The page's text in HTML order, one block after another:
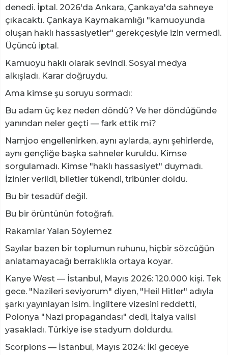
denedi. İptal. 2026'da Ankara, Çankaya'da sahneye
çıkacaktı. Çankaya Kaymakamlığı "kamuoyunda
oluşan haklı hassasiyetler" gerekçesiyle izin vermedi.
Üçüncü iptal.
Kamuoyu haklı olarak sevindi. Sosyal medya
alkışladı. Karar doğruydu.
Ama kimse şu soruyu sormadı:
Bu adam üç kez neden döndü? Ve her döndüğünde
yanından neler geçti — fark ettik mi?
Namjoo engellenirken, aynı aylarda, aynı şehirlerde,
aynı gençliğe başka sahneler kuruldu. Kimse
sorgulamadı. Kimse "haklı hassasiyet" duymadı.
İzinler verildi, biletler tükendi, tribünler doldu.
Bu bir tesadüf değil.
Bu bir örüntünün fotoğrafı.
Rakamlar Yalan Söylemez
Sayılar bazen bir toplumun ruhunu, hiçbir sözcüğün
anlatamayacağı berraklıkla ortaya koyar.
Kanye West — İstanbul, Mayıs 2026: 120.000 kişi. Tek
gece. "Nazileri seviyorum" diyen, "Heil Hitler" adıyla
şarkı yayınlayan isim. İngiltere vizesini reddetti,
Polonya "Nazi propagandası" dedi, İtalya valisi
yasakladı. Türkiye ise stadyum doldurdu.
Scorpions — İstanbul, Mayıs 2024: İki geceye